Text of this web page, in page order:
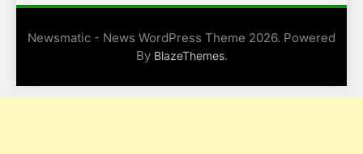
Newsmatic - News WordPress Theme 2026. Powered
By BlazeThemes.